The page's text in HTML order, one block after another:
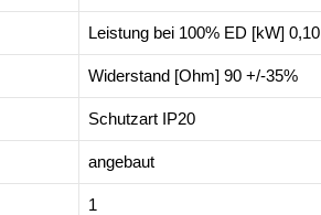
Leistung bei 100% ED [kW] 0,10
Widerstand [Ohm] 90 +/-35%
Schutzart IP20
angebaut
1